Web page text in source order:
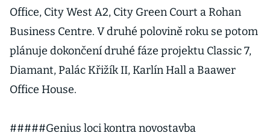
Office, City West A2, City Green Court a Rohan
Business Centre. V druhé polovině roku se potom
plánuje dokončení druhé fáze projektu Classic 7,
Diamant, Palác Křižík II, Karlín Hall a Baawer
Office House.
#####Genius loci kontra novostavba